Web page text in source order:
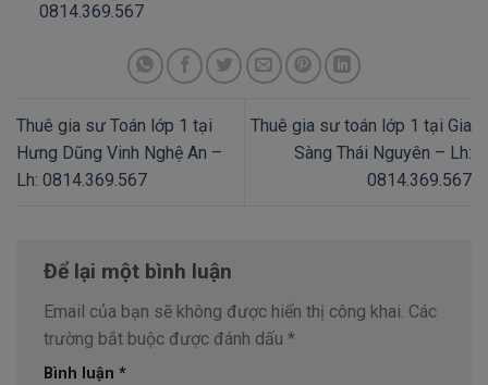
0814.369.567
Thuê gia sư Toán lớp 1 tại
Hưng Dũng Vinh Nghệ An –
Lh: 0814.369.567
Thuê gia sư toán lớp 1 tại Gia
Sàng Thái Nguyên – Lh:
0814.369.567
Để lại một bình luận
Email của bạn sẽ không được hiển thị công khai. Các
trường bắt buộc được đánh dấu *
Bình luận *